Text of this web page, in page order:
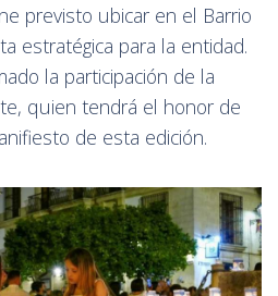
previsto ubicar en el Barrio
estratégica para la entidad.
la participación de la
quien tendrá el honor de
de esta edición.